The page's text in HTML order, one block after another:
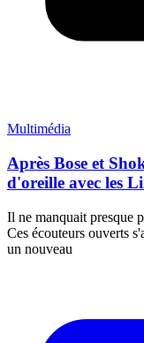
Multimédia
Après Bose et
d'oreille avec les
Il ne manquait presque
Ces écouteurs ouverts
un nouveau